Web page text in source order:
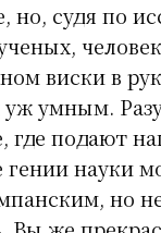
но, судя по
виски в
умным.
где подают
науки
но